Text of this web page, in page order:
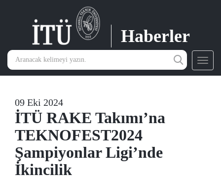
Haberler
09 Eki 2024
İTÜ RAKE Takımı’na
TEKNOFEST2024
Şampiyonlar Ligi’nde
İkincilik